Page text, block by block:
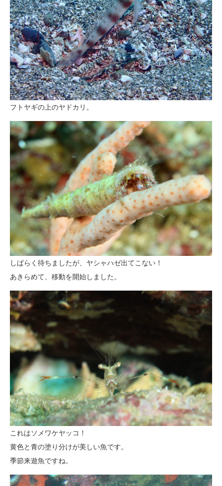
フトヤギの上のヤドカリ。
しばらく待ちましたが、ヤシャハゼ出てこない！
あきらめて、移動を開始しました。
これはソメワケヤッコ！
黄色と青の塗り分けが美しい魚です。
季節来遊魚ですね。